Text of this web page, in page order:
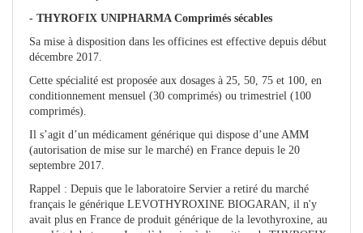
- THYROFIX UNIPHARMA Comprimés sécables
Sa mise à disposition dans les officines est effective depuis début
décembre 2017.
Cette spécialité est proposée aux dosages à 25, 50, 75 et 100, en
conditionnement mensuel (30 comprimés) ou trimestriel (100
comprimés).
Il s’agit d’un médicament générique qui dispose d’une AMM
(autorisation de mise sur le marché) en France depuis le 20
septembre 2017.
Rappel : Depuis que le laboratoire Servier a retiré du marché
français le générique LEVOTHYROXINE BIOGARAN, il n'y
avait plus en France de produit générique de la levothyroxine, au